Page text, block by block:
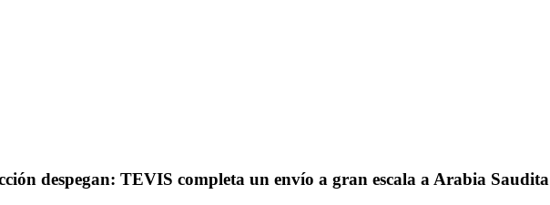
despegan: TEVIS completa un envío a gran escala a Arabia Saudita